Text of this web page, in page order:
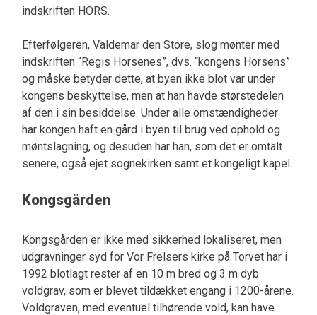
indskriften HORS.
Efterfølgeren, Valdemar den Store, slog mønter med
indskriften “Regis Horsenes”, dvs. “kongens Horsens”
og måske betyder dette, at byen ikke blot var under
kongens beskyttelse, men at han havde størstedelen
af den i sin besiddelse. Under alle omstændigheder
har kongen haft en gård i byen til brug ved ophold og
møntslagning, og desuden har han, som det er omtalt
senere, også ejet sognekirken samt et kongeligt kapel.
Kongsgården
Kongsgården er ikke med sikkerhed lokaliseret, men
udgravninger syd for Vor Frelsers kirke på Torvet har i
1992 blotlagt rester af en 10 m bred og 3 m dyb
voldgrav, som er blevet tildækket engang i 1200-årene.
Voldgraven, med eventuel tilhørende vold, kan have